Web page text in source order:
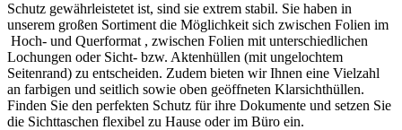
Schutz gewährleistetet ist, sind sie extrem stabil. Sie haben in
unserem großen Sortiment die Möglichkeit sich zwischen Folien im
Hoch- und Querformat , zwischen Folien mit unterschiedlichen
Lochungen oder Sicht- bzw. Aktenhüllen (mit ungelochtem
Seitenrand) zu entscheiden. Zudem bieten wir Ihnen eine Vielzahl
an farbigen und seitlich sowie oben geöffneten Klarsichthüllen.
Finden Sie den perfekten Schutz für ihre Dokumente und setzen Sie
die Sichttaschen flexibel zu Hause oder im Büro ein.